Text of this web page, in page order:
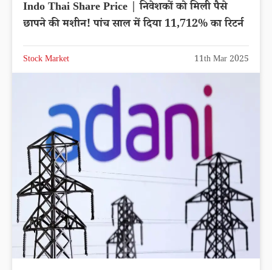
Indo Thai Share Price | निवेशकों को मिली पैसे
छापने की मशीन! पांच साल में दिया 11,712% का रिटर्न
Stock Market 11th Mar 2025